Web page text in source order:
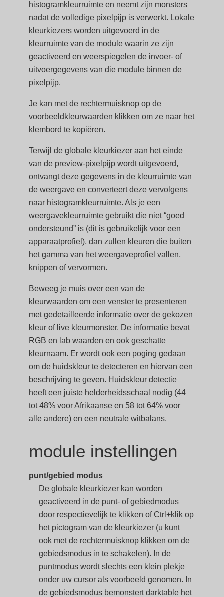
histogramkleurruimte en neemt zijn monsters
nadat de volledige pixelpijp is verwerkt. Lokale
kleurkiezers worden uitgevoerd in de
kleurruimte van de module waarin ze zijn
geactiveerd en weerspiegelen de invoer- of
uitvoergegevens van die module binnen de
pixelpijp.
Je kan met de rechtermuisknop op de
voorbeeldkleurwaarden klikken om ze naar het
klembord te kopiëren.
Terwijl de globale kleurkiezer aan het einde
van de preview-pixelpijp wordt uitgevoerd,
ontvangt deze gegevens in de kleurruimte van
de weergave en converteert deze vervolgens
naar histogramkleurruimte. Als je een
weergavekleurruimte gebruikt die niet “goed
ondersteund” is (dit is gebruikelijk voor een
apparaatprofiel), dan zullen kleuren die buiten
het gamma van het weergaveprofiel vallen,
knippen of vervormen.
Beweeg je muis over een van de
kleurwaarden om een venster te presenteren
met gedetailleerde informatie over de gekozen
kleur of live kleurmonster. De informatie bevat
RGB en lab waarden en ook geschatte
kleurnaam. Er wordt ook een poging gedaan
om de huidskleur te detecteren en hiervan een
beschrijving te geven. Huidskleur detectie
heeft een juiste helderheidsschaal nodig (44
tot 48% voor Afrikaanse en 58 tot 64% voor
alle andere) en een neutrale witbalans.
module instellingen
punt/gebied modus
De globale kleurkiezer kan worden
geactiveerd in de punt- of gebiedmodus
door respectievelijk te klikken of Ctrl+klik op
het pictogram van de kleurkiezer (u kunt
ook met de rechtermuisknop klikken om de
gebiedsmodus in te schakelen). In de
puntmodus wordt slechts een klein plekje
onder uw cursor als voorbeeld genomen. In
de gebiedsmodus bemonstert darktable het